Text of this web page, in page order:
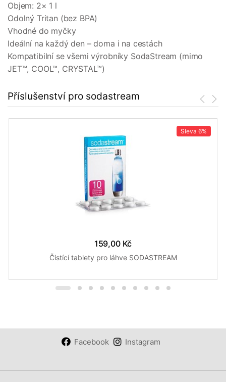
Objem: 2× 1 l
Odolný Tritan (bez BPA)
Vhodné do myčky
Ideální na každý den – doma i na cestách
Kompatibilní se všemi výrobníky SodaStream (mimo
JET™, COOL™, CRYSTAL™)
Příslušenství pro sodastream
Sleva 6%
159,00 Kč
Čistící tablety pro láhve SODASTREAM
Facebook Instagram